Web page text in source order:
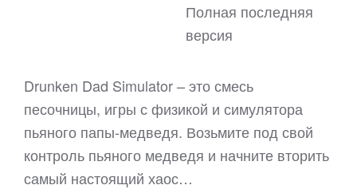
Полная последняя
версия
Drunken Dad Simulator – это смесь
песочницы, игры с физикой и симулятора
пьяного папы-медведя. Возьмите под свой
контроль пьяного медведя и начните вторить
самый настоящий хаос…